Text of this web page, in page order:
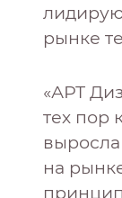
рынке
«АРТ
тех пор
на